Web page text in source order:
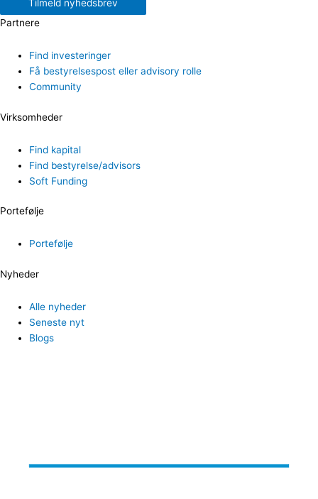
Tilmeld nyhedsbrev
Partnere
Find investeringer
Få bestyrelsespost eller advisory rolle
Community
Virksomheder
Find kapital
Find bestyrelse/advisors
Soft Funding
Portefølje
Portefølje
Nyheder
Alle nyheder
Seneste nyt
Blogs